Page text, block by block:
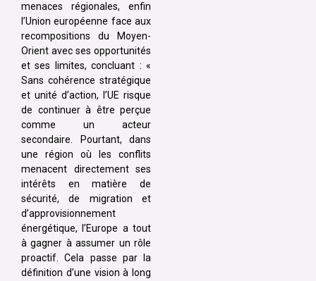
menaces régionales, enfin
l’Union européenne face aux
recompositions du Moyen-
Orient avec ses opportunités
et ses limites, concluant : «
Sans cohérence stratégique
et unité d’action, l’UE risque
de continuer à être perçue
comme un acteur
secondaire. Pourtant, dans
une région où les conflits
menacent directement ses
intérêts en matière de
sécurité, de migration et
d’approvisionnement
énergétique, l’Europe a tout
à gagner à assumer un rôle
proactif. Cela passe par la
définition d’une vision à long